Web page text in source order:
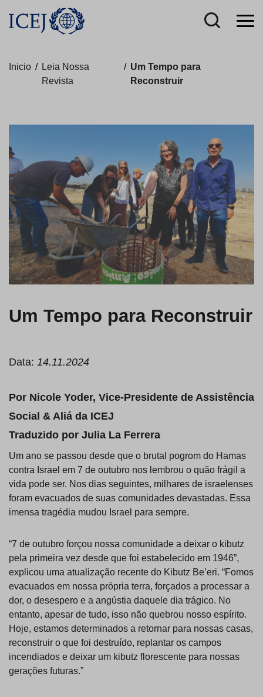
Inicio / Leia Nossa
Revista
/ Um Tempo para
Reconstruir
Um Tempo para Reconstruir
Data: 14.11.2024
Por Nicole Yoder, Vice-Presidente de Assistência
Social & Aliá da ICEJ
Traduzido por Julia La Ferrera
Um ano se passou desde que o brutal pogrom do Hamas
contra Israel em 7 de outubro nos lembrou o quão frágil a
vida pode ser. Nos dias seguintes, milhares de israelenses
foram evacuados de suas comunidades devastadas. Essa
imensa tragédia mudou Israel para sempre.
“7 de outubro forçou nossa comunidade a deixar o kibutz
pela primeira vez desde que foi estabelecido em 1946”,
explicou uma atualização recente do Kibutz Be’eri. “Fomos
evacuados em nossa própria terra, forçados a processar a
dor, o desespero e a angústia daquele dia trágico. No
entanto, apesar de tudo, isso não quebrou nosso espírito.
Hoje, estamos determinados a retornar para nossas casas,
reconstruir o que foi destruído, replantar os campos
incendiados e deixar um kibutz florescente para nossas
gerações futuras.”